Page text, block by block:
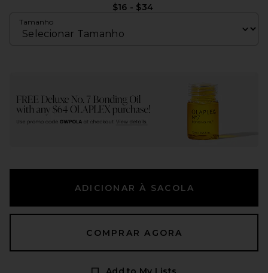
$16 - $34
Tamanho
ADICIONAR À SACOLA
COMPRAR AGORA